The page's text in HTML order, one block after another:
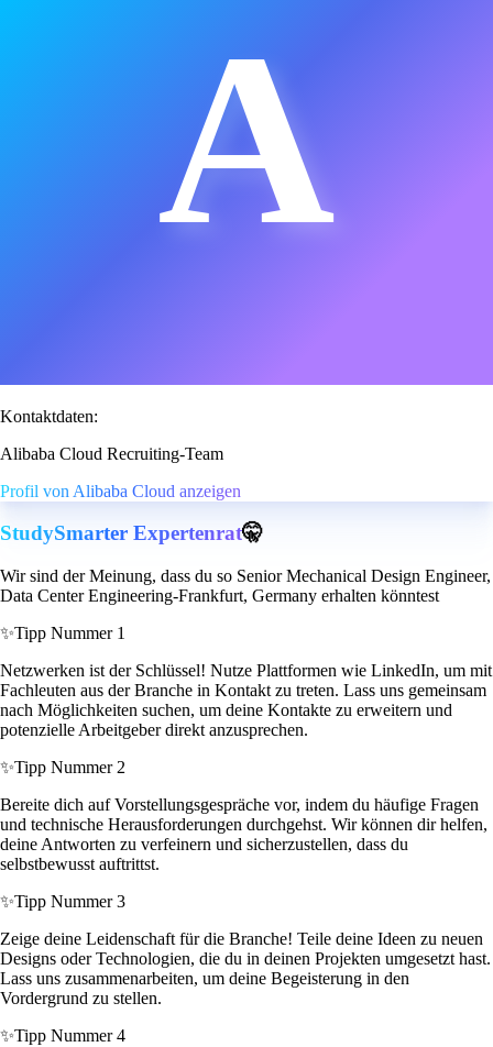
A
Kontaktdaten:
Alibaba Cloud Recruiting-Team
Profil von Alibaba Cloud anzeigen
StudySmarter Expertenrat🤫
Wir sind der Meinung, dass du so Senior Mechanical Design Engineer,
Data Center Engineering-Frankfurt, Germany erhalten könntest
✨Tipp Nummer 1
Netzwerken ist der Schlüssel! Nutze Plattformen wie LinkedIn, um mit
Fachleuten aus der Branche in Kontakt zu treten. Lass uns gemeinsam
nach Möglichkeiten suchen, um deine Kontakte zu erweitern und
potenzielle Arbeitgeber direkt anzusprechen.
✨Tipp Nummer 2
Bereite dich auf Vorstellungsgespräche vor, indem du häufige Fragen
und technische Herausforderungen durchgehst. Wir können dir helfen,
deine Antworten zu verfeinern und sicherzustellen, dass du
selbstbewusst auftrittst.
✨Tipp Nummer 3
Zeige deine Leidenschaft für die Branche! Teile deine Ideen zu neuen
Designs oder Technologien, die du in deinen Projekten umgesetzt hast.
Lass uns zusammenarbeiten, um deine Begeisterung in den
Vordergrund zu stellen.
✨Tipp Nummer 4